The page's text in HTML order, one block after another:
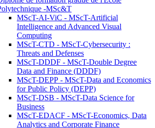
-MSc&T
MScT-AI-ViC - MScT-Artificial
Intelligence and Advanced Visual
Computing
MScT-CTD - MScT-Cybersecurity :
Threats and Defenses
MScT-DDDF - MScT-Double Degree
Data and Finance (DDDF)
MScT-DEPP - MScT-Data and Economics
for Public Policy (DEPP)
MScT-DSB - MScT-Data Science for
Business
MScT-EDACF - MScT-Economics, Data
Analytics and Corporate Finance